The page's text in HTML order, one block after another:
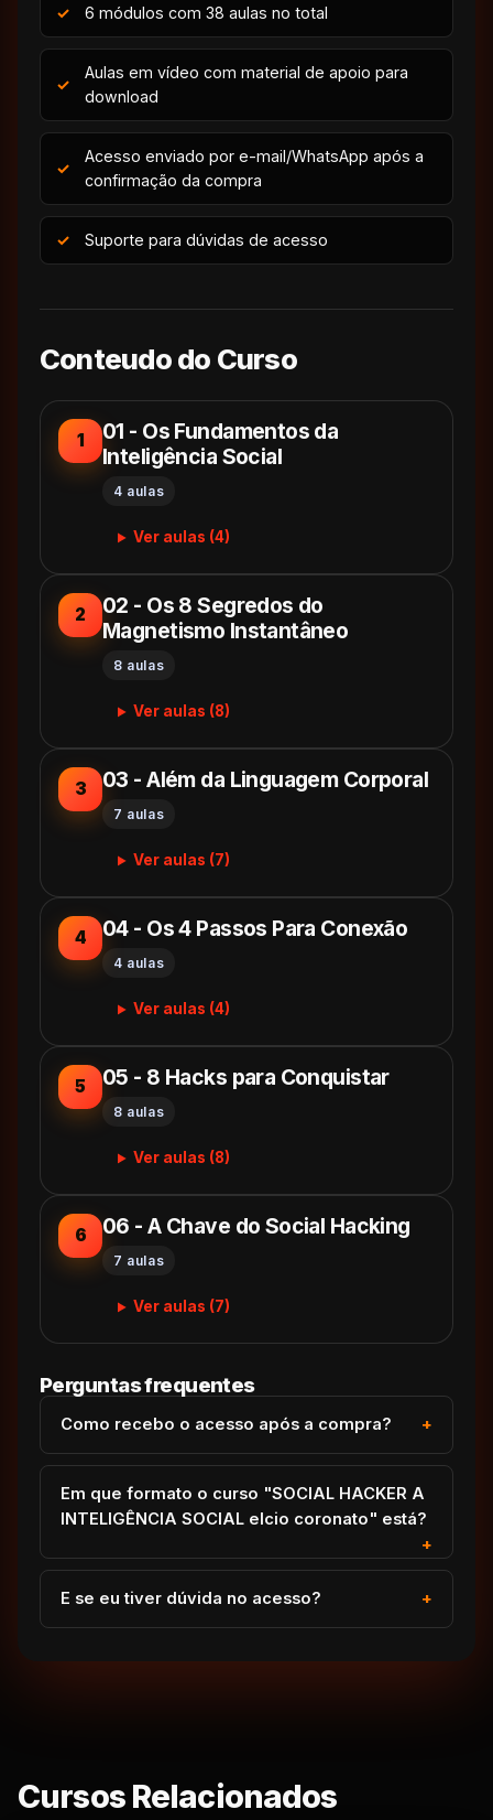
6 módulos com 38 aulas no total
Aulas em vídeo com material de apoio para
download
Acesso enviado por e-mail/WhatsApp após a
confirmação da compra
Suporte para dúvidas de acesso
Conteudo do Curso
1
01 - Os Fundamentos da
Inteligência Social
4 aulas
Ver aulas (4)
2
02 - Os 8 Segredos do
Magnetismo Instantâneo
8 aulas
Ver aulas (8)
3 03 - Além da Linguagem Corporal
7 aulas
Ver aulas (7)
4 04 - Os 4 Passos Para Conexão
4 aulas
Ver aulas (4)
5 05 - 8 Hacks para Conquistar
8 aulas
Ver aulas (8)
6 06 - A Chave do Social Hacking
7 aulas
Ver aulas (7)
Perguntas frequentes
Como recebo o acesso após a compra?
Em que formato o curso "SOCIAL HACKER A
INTELIGÊNCIA SOCIAL elcio coronato" está?
E se eu tiver dúvida no acesso?
Cursos Relacionados